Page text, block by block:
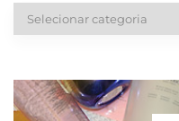
Categorias